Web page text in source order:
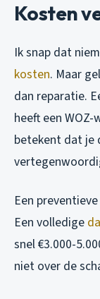
Kosten
Ik snap dat
kosten. Maar
dan reparatie.
heeft een
betekent dat je
Een
Een volledige
snel €3.000-
niet over de